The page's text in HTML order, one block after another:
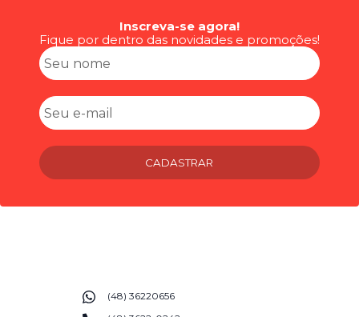
Inscreva-se agora!
Fique por dentro das novidades e promoções!
CADASTRAR
(48) 36220656